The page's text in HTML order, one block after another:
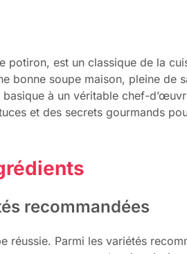
potiron, est un classique de la
bonne soupe maison, pleine de
à un véritable chef-
et des secrets gourmands
recommandées
réussie. Parmi les variétés